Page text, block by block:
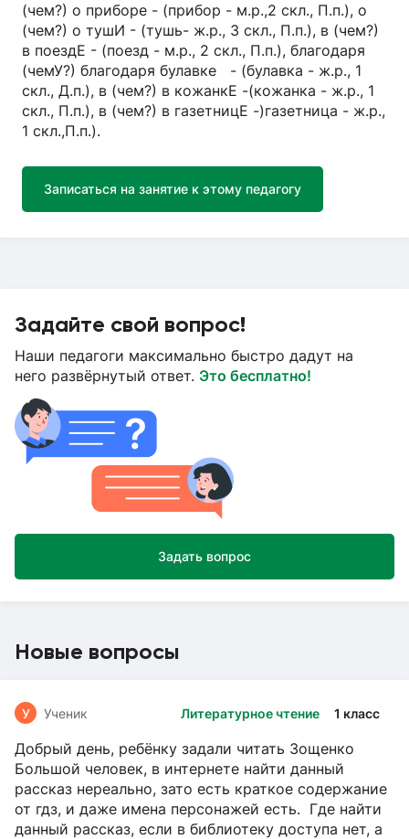
(чем?) о приборе - (прибор - м.р.,2 скл., П.п.), о
(чем?) о тушИ - (тушь- ж.р., 3 скл., П.п.), в (чем?)
в поездЕ - (поезд - м.р., 2 скл., П.п.), благодаря
(чемУ?) благодаря булавке - (булавка - ж.р., 1
скл., Д.п.), в (чем?) в кожанкЕ -(кожанка - ж.р., 1
скл., П.п.), в (чем?) в газетницЕ -)газетница - ж.р.,
1 скл.,П.п.).
Записаться на занятие к этому педагогу
Задайте свой вопрос!
Наши педагоги максимально быстро дадут на
него развёрнутый ответ. Это бесплатно!
Задать вопрос
Новые вопросы
Литературное чтение 1 класс
У Ученик
Добрый день, ребёнку задали читать Зощенко
Большой человек, в интернете найти данный
рассказ нереально, зато есть краткое содержание
от гдз, и даже имена персонажей есть. Где найти
данный рассказ, если в библиотеку доступа нет, а